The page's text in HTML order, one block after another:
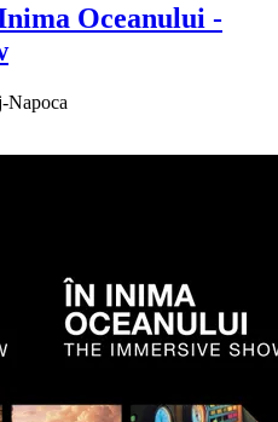
Oceanului -
Napoca